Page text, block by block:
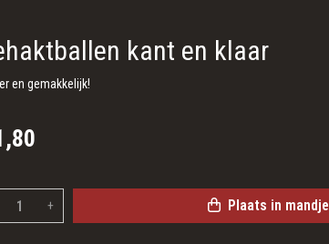
kant en klaar
en gemakkelijk!
+ Plaats in mandje